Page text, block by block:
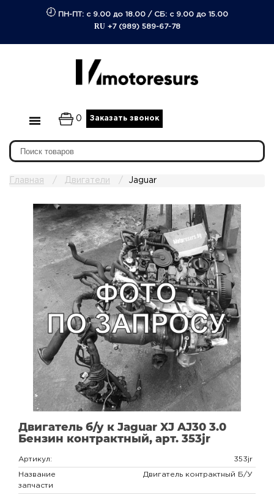
ПН-ПТ: с 9.00 до 18.00/ СБ: с 9.00 до 15.00
RU +7 (989) 589-67-78
0 Заказать звонок
Главная Двигатели Jaguar
Двигатель б/у к Jaguar XJ AJ30 3.0
Бензин контрактный, арт. 353jr
Артикул: 353jr
Название
запчасти
Двигатель контрактный Б/У